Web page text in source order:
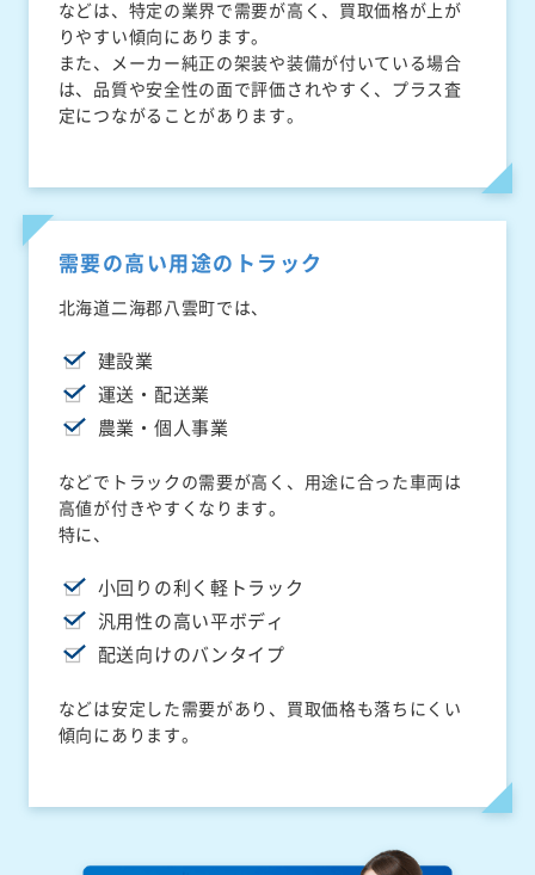
などは、特定の業界で需要が高く、買取価格が上が
りやすい傾向にあります。
また、メーカー純正の架装や装備が付いている場合
は、品質や安全性の面で評価されやすく、プラス査
定につながることがあります。
需要の高い用途のトラック
北海道二海郡八雲町では、
建設業
運送・配送業
農業・個人事業
などでトラックの需要が高く、用途に合った車両は
高値が付きやすくなります。
特に、
小回りの利く軽トラック
汎用性の高い平ボディ
配送向けのバンタイプ
などは安定した需要があり、買取価格も落ちにくい
傾向にあります。